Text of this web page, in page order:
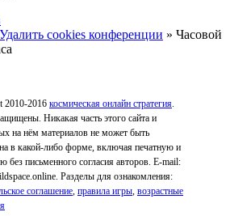
Удалить cookies конференции » Часовой
2010-2016 космическая онлайн стратегия
Никакая часть этого сайта и
на нём материалов не может быть
в какой-либо форме, включая печатную и
без письменного согласия авторов. E-mail:
Разделы для ознакомления:
соглашение правила игры возрастные